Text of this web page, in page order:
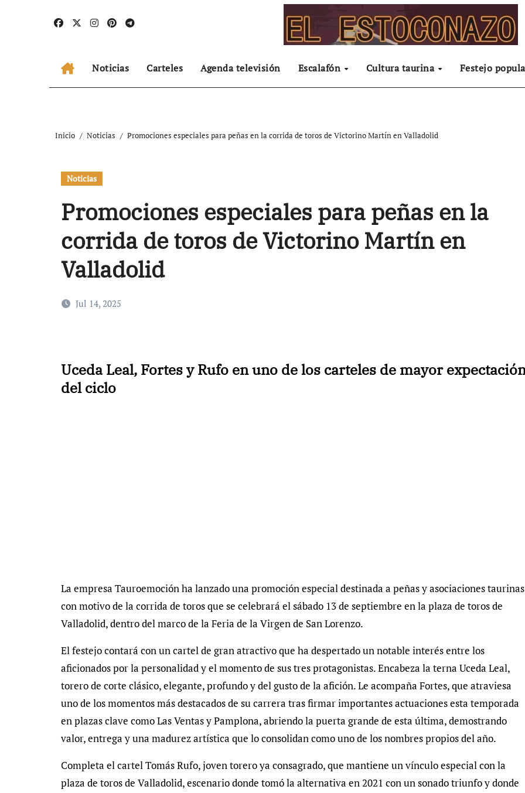
Noticias Carteles Agenda televisión Escalafón Cultura taurina Festejo
Inicio Noticias Promociones especiales para peñas en la corrida de toros de Victorino Martín en Valladolid
Noticias
Promociones especiales para peñas en la
corrida de toros de Victorino Martín en
Valladolid
Jul 14, 2025
Uceda Leal, Fortes y Rufo en uno de los carteles de mayor
del ciclo
La empresa Tauroemoción ha lanzado una promoción especial destinada a peñas y asociaciones taurinas
con motivo de la corrida de toros que se celebrará el sábado 13 de septiembre en la plaza de toros de
Valladolid, dentro del marco de la Feria de la Virgen de San Lorenzo.
El festejo contará con un cartel de gran atractivo que ha despertado un notable interés entre los
aficionados por la personalidad y el momento de sus tres protagonistas. Encabeza la terna Uceda Leal,
torero de corte clásico, elegante, profundo y del gusto de la afición. Le acompaña Fortes, que atraviesa
uno de los momentos más destacados de su carrera tras firmar importantes actuaciones esta temporada
en plazas clave como Las Ventas y Pamplona, abriendo la puerta grande de esta última, demostrando
valor, entrega y una madurez artística que lo consolidan como uno de los nombres propios del año.
Completa el cartel Tomás Rufo, joven torero ya consagrado, que mantiene un vínculo especial con la
plaza de toros de Valladolid, escenario donde tomó la alternativa en 2021 con un sonado triunfo y donde